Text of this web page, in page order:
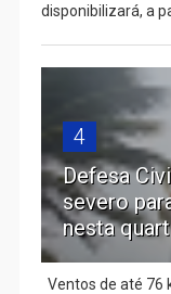
disponibilizará, a
4
Defesa
severo
nesta
Ventos de até 76